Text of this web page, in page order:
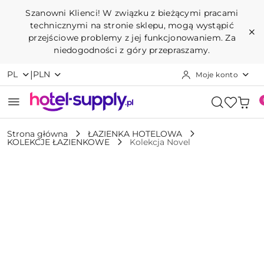
Przejdź do treści głównej
Przejdź do wyszukiwarki
Przejdź do moje konto
Przejdź do menu głównego
Przejdź do opisu produktu
Przejdź do stopki
Szanowni Klienci! W związku z bieżącymi pracami
technicznymi na stronie sklepu, mogą wystąpić
przejściowe problemy z jej funkcjonowaniem. Za
niedogodności z góry przepraszamy.
PL |PLN Moje konto
Strona główna ŁAZIENKA HOTELOWA
KOLEKCJE ŁAZIENKOWE Kolekcja Novel